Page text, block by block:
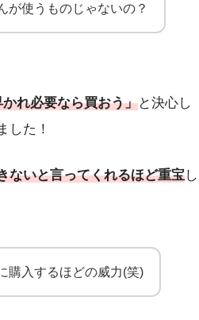
が使うものじゃないの？
れ必要なら買おう」と決心し
した！
ないと言ってくれるほど重宝し
購入するほどの威力(笑)